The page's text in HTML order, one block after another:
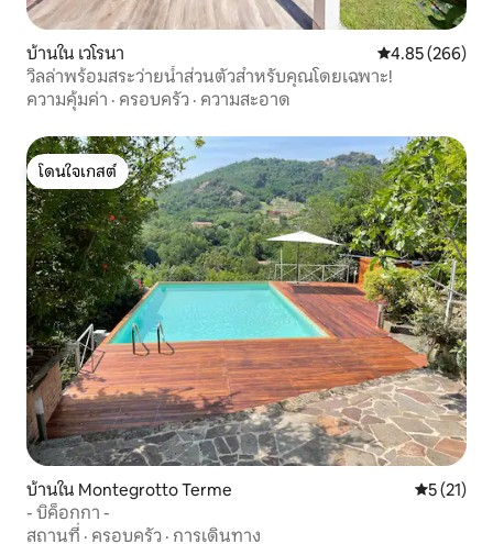
บ้านใน เวโรนา คะแนนเฉลี่ย
4.85 (266)
วิลล่าพร้อมสระว่ายน้ำส่วนตัวสำหรับคุณโดยเฉพาะ!
ความคุ้มค่า · ครอบครัว · ความสะอาด
โดนใจเกสต์
โดนใจเกสต์
บ้านใน Montegrotto Terme คะแนนเฉลี่
5 (21)
- บิค็อกกา -
สถานที่ · ครอบครัว · การเดินทาง